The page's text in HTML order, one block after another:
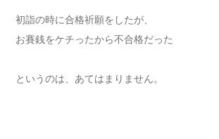
初詣の時に合格祈願をしたが、
お賽銭をケチったから不合格だった
というのは、あてはまりません。